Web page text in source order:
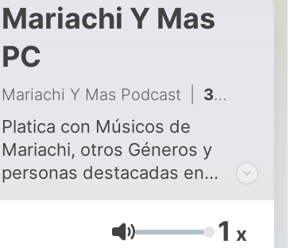
Mariachi Y Mas
PC
Mariachi Y Mas Podcast 33 - Mario Alfaro Alpha Strings # 33
Platica con Músicos de
Mariachi, otros Géneros y
personas destacadas en
nuestra cultura. Hosted by Lisa
Y Celeste Hernández.
Volumen 1 x